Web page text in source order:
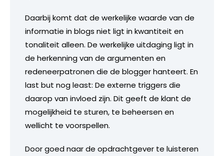
Daarbij komt dat de werkelijke waarde van de
informatie in blogs niet ligt in kwantiteit en
tonaliteit alleen. De werkelijke uitdaging ligt in
de herkenning van de argumenten en
redeneerpatronen die de blogger hanteert. En
last but nog least: De externe triggers die
daarop van invloed zijn. Dit geeft de klant de
mogelijkheid te sturen, te beheersen en
wellicht te voorspellen.
Door goed naar de opdrachtgever te luisteren